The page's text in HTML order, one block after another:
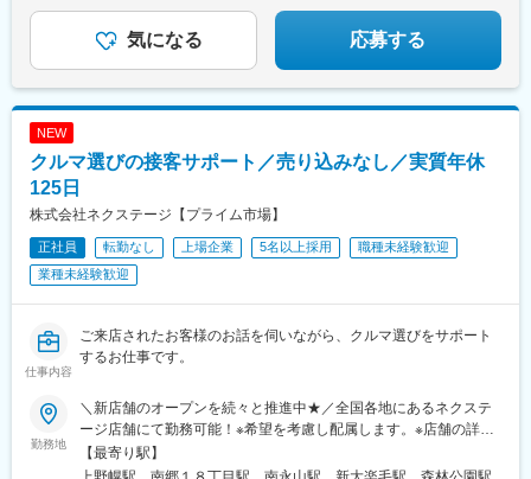
駅、善行駅、鴨居駅、入谷駅(神奈川県)、鴨宮駅、淵野辺駅、矢向
駅、倉見駅、港南台駅、湘南深沢駅、矢部駅、センター南駅、寒
島駅(愛知県)、喜多山駅(愛知県)、牛山駅、三河鹿島駅、稲沢駅、
高蔵寺駅、西尾駅、鳴海駅、塩釜口駅、石浜駅、日進駅(愛知県)、
駅(名古屋市営)、男川駅、上社駅、伊勢朝日駅、小古曽駅、六軒駅
(三重県)、千里駅(三重県)、鼓ケ浦駅、南草津駅、五箇荘駅、彦根
田駅、香里園駅、萩原天神駅、寝屋川市駅、摂津駅、土師ノ里
駅、箕面萱野駅、宮之阪駅、西新町駅、道場南口駅、土山駅、出
東山公園駅(鳥取県)、東松江駅(島根県)、清輝橋駅、福井駅(岡山
県)、早島駅、安芸中野駅、山陽女学園前駅、牛田駅(広島県)、神
辺駅、東福山駅、山口駅(山口県)、防府駅、吉成駅、丸亀駅、円座
駅、土橋駅(愛媛県)、知寄町二丁目駅、水城駅、新宮中央駅、笹原
気になる 応募する
NEW
クルマ選びの接客サポート／売り込みなし／実質年休
125日
株式会社ネクステージ【プライム市場】
正社員 転勤なし 上場企業 5名以上採用
職種未経験歓迎
業種未経験歓迎
仕事内容
ご来店されたお客様のお話を伺いながら、クルマ選びをサポート
するお仕事です。
勤務地
＼新店舗のオープンを続々と推進中★／全国各地にあるネクステ
ージ店舗にて勤務可能！※希望を考慮し配属します。※店舗の詳細
については下記＜勤務地一覧＞をご確認ください。転勤がない働
き方のご希望もOK！★エリア限定(中域型)★転勤なし(地域型)で
【最寄り駅】